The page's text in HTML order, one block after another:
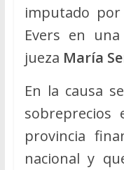
imputado
Evers en
jueza María
En la causa
provincia
nacional y